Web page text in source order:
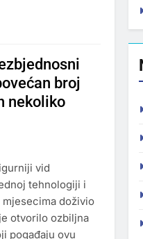
broj
nekoliko
vid
tehnologiji i
doživio
otvorilo ozbiljna
pogađaju ovu